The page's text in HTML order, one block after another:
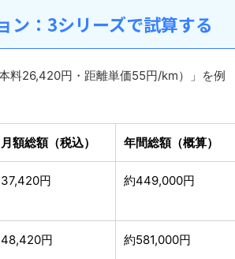
ン：3シリーズで試算する
料26,420円・距離単価55円/km）」を例
月額総額（税込） 年間総額（概算）
37,420円 約449,000円
48,420円 約581,000円